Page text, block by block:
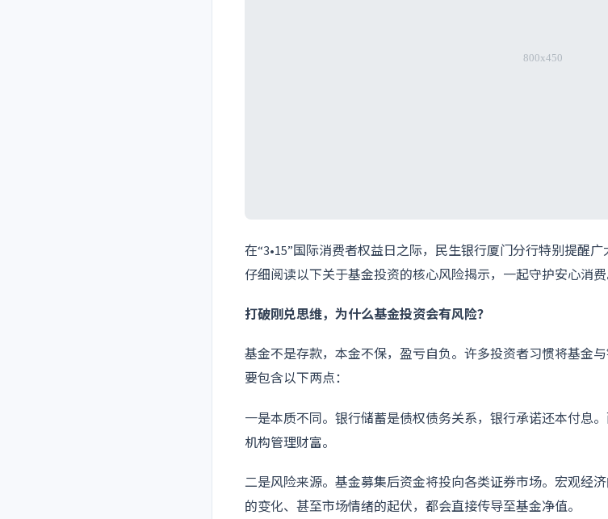
在“3•15”国际消费者权益日之际，民生银行厦门分行特别提醒
仔细阅读以下关于基金投资的核心风险揭示，一起守护安心消费
打破刚兑思维，为什么基金投资会有风险？
基金不是存款，本金不保，盈亏自负。许多投资者习惯将基金
要包含以下两点：
一是本质不同。银行储蓄是债权债务关系，银行承诺还本付息
机构管理财富。
二是风险来源。基金募集后资金将投向各类证券市场。宏观经
的变化、甚至市场情绪的起伏，都会直接传导至基金净值。